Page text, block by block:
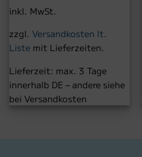
inkl. MwSt.
zzgl. Versandkosten lt.
Listemit Lieferzeiten.
Lieferzeit: max. 3 Tage
innerhalb DE – andere siehe
bei Versandkosten